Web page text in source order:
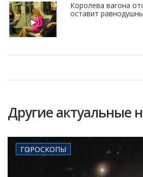
Королева вагона
оставит
Другие актуальные
ГОРОСКОПЫ